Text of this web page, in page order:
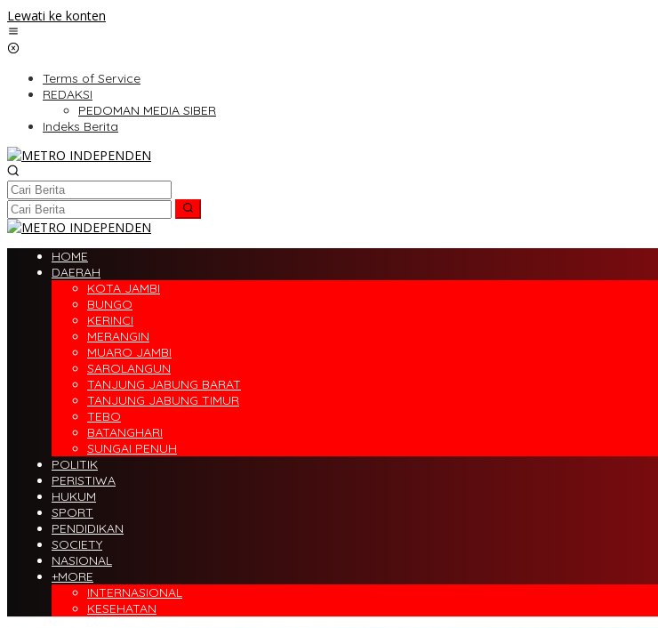
Lewati ke konten
Terms of Service
REDAKSI
PEDOMAN MEDIA SIBER
Indeks Berita
HOME
DAERAH
KOTA JAMBI
BUNGO
KERINCI
MERANGIN
MUARO JAMBI
SAROLANGUN
TANJUNG JABUNG BARAT
TANJUNG JABUNG TIMUR
TEBO
BATANGHARI
SUNGAI PENUH
POLITIK
PERISTIWA
HUKUM
SPORT
PENDIDIKAN
SOCIETY
NASIONAL
+MORE
INTERNASIONAL
KESEHATAN